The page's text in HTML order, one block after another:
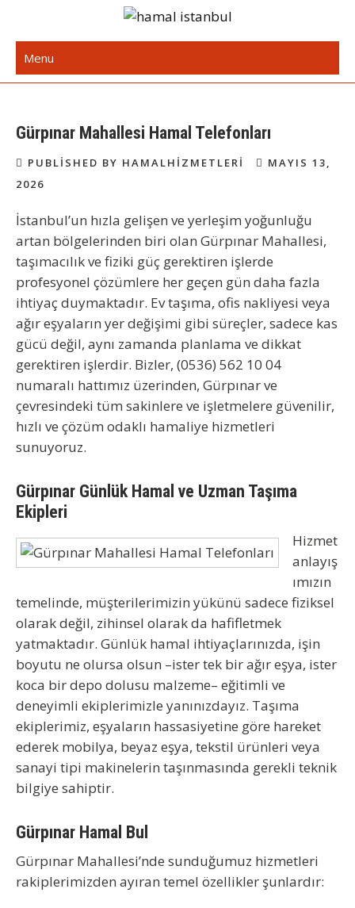
content İstanbul Günlük Hamal | Hamal
Arıyorum Hamal Lazım
Menu
Gürpınar Mahallesi Hamal Telefonları
PUBLISHED BY HAMALHIZMETLERI
MAYIS 13,
2026
İstanbul’un hızla gelişen ve yerleşim yoğunluğu
artan bölgelerinden biri olan Gürpınar Mahallesi,
taşımacılık ve fiziki güç gerektiren işlerde
profesyonel çözümlere her geçen gün daha fazla
ihtiyaç duymaktadır. Ev taşıma, ofis nakliyesi veya
ağır eşyaların yer değişimi gibi süreçler, sadece kas
gücü değil, aynı zamanda planlama ve dikkat
gerektiren işlerdir. Bizler, (0536) 562 10 04
numaralı hattımız üzerinden, Gürpınar ve
çevresindeki tüm sakinlere ve işletmelere güvenilir,
hızlı ve çözüm odaklı hamaliye hizmetleri
sunuyoruz.
Gürpınar Günlük Hamal ve Uzman Taşıma
Ekipleri
Hizmet
anlayış
ımızın
temelinde, müşterilerimizin yükünü sadece fiziksel
olarak değil, zihinsel olarak da hafifletmek
yatmaktadır. Günlük hamal ihtiyaçlarınızda, işin
boyutu ne olursa olsun –ister tek bir ağır eşya, ister
koca bir depo dolusu malzeme– eğitimli ve
deneyimli ekiplerimizle yanınızdayız. Taşıma
ekiplerimiz, eşyaların hassasiyetine göre hareket
ederek mobilya, beyaz eşya, tekstil ürünleri veya
sanayi tipi makinelerin taşınmasında gerekli teknik
bilgiye sahiptir.
Gürpınar Hamal Bul
Gürpınar Mahallesi’nde sunduğumuz hizmetleri
rakiplerimizden ayıran temel özellikler şunlardır: